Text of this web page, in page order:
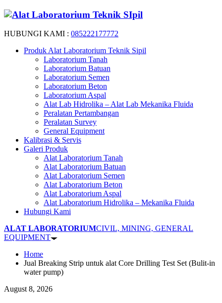
HUBUNGI KAMI : 085222177772
Produk Alat Laboratorium Teknik Sipil
Laboratorium Tanah
Laboratorium Batuan
Laboratorium Semen
Laboratorium Beton
Laboratorium Aspal
Alat Lab Hidrolika – Alat Lab Mekanika Fluida
Peralatan Pertambangan
Peralatan Survey
General Equipment
Kalibrasi & Servis
Galeri Produk
Alat Laboratorium Tanah
Alat Laboratorium Batuan
Alat Laboratorium Semen
Alat Laboratorium Beton
Alat Laboratorium Aspal
Alat Laboratorium Hidrolika – Mekanika Fluida
Hubungi Kami
ALAT LABORATORIUMCIVIL, MINING, GENERAL
EQUIPMENT
Home
Jual Breaking Strip untuk alat Core Drilling Test Set (Bulit-in
water pump)
August 8, 2026